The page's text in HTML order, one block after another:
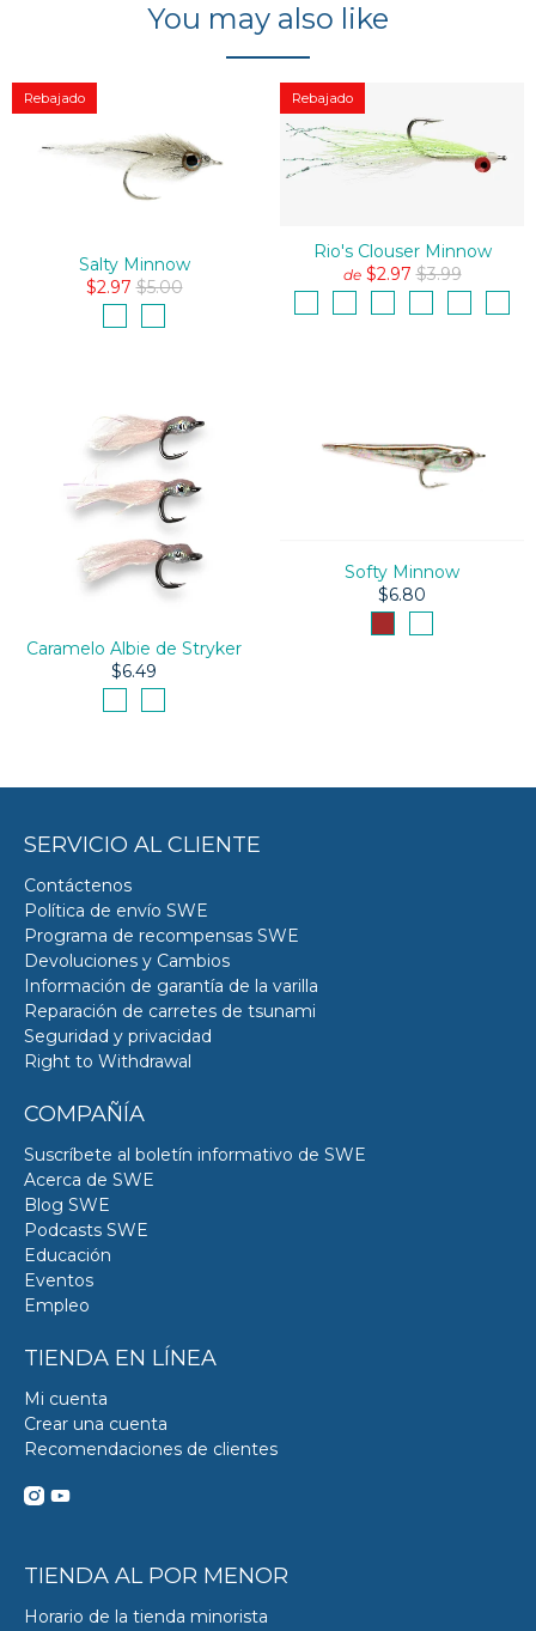
You may also like
Rebajado
Salty Minnow
$2.97 $5.00
Rebajado
Rio's Clouser Minnow
de $2.97 $3.99
Caramelo Albie de Stryker
$6.49
Softy Minnow
$6.80
SERVICIO AL CLIENTE
Contáctenos
Política de envío SWE
Programa de recompensas SWE
Devoluciones y Cambios
Información de garantía de la varilla
Reparación de carretes de tsunami
Seguridad y privacidad
Right to Withdrawal
COMPAÑÍA
Suscríbete al boletín informativo de SWE
Acerca de SWE
Blog SWE
Podcasts SWE
Educación
Eventos
Empleo
TIENDA EN LÍNEA
Mi cuenta
Crear una cuenta
Recomendaciones de clientes
TIENDA AL POR MENOR
Horario de la tienda minorista